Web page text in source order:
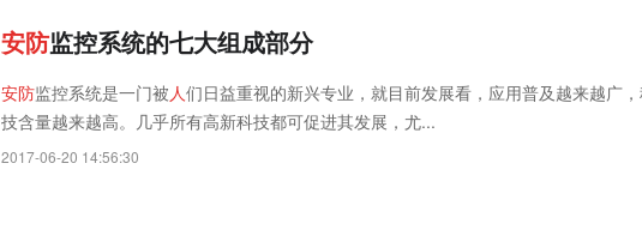
安防监控系统的七大组成部分
安防监控系统是一门被人们日益重视的新兴专业，就目前发展看，应用普及越来越广
技含量越来越高。几乎所有高新科技都可促进其发展，尤...
2017-06-20 14:56:30